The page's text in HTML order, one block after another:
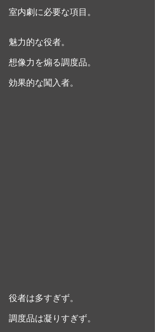
室内劇に必要な項目。
魅力的な役者。
想像力を煽る調度品。
効果的な闖入者。
役者は多すぎず。
調度品は凝りすぎず。